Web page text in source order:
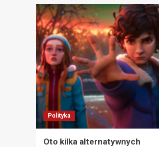
Polityka
Oto kilka alternatywnych